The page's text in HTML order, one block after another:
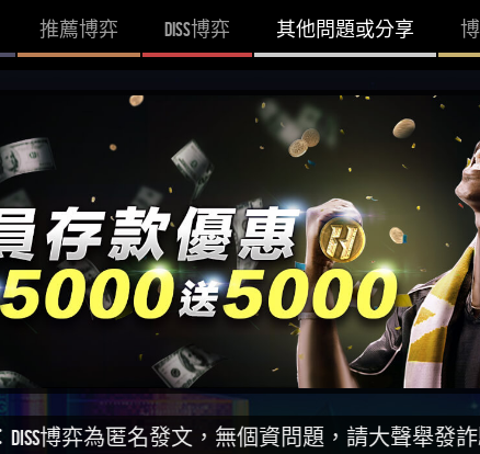
推薦博弈 DISS博弈 其他問題或分享
名發文，無個資問題，請大聲舉發詐騙網站！一